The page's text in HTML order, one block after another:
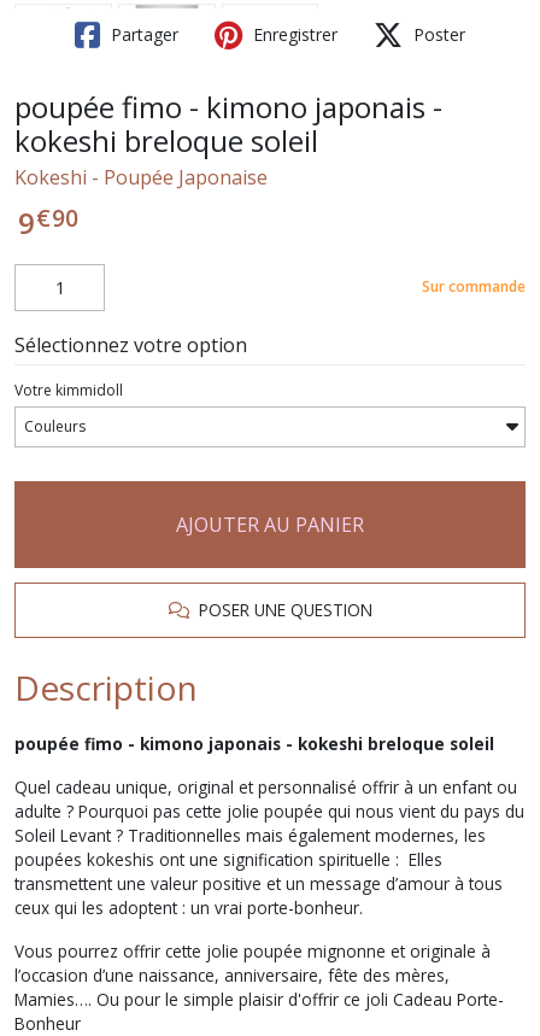
Partager Enregistrer Poster
poupée fimo - kimono japonais -
kokeshi breloque soleil
Kokeshi - Poupée Japonaise
9€90
Sur commande
Sélectionnez votre option
Votre kimmidoll
AJOUTER AU PANIER
POSER UNE QUESTION
Description
poupée fimo - kimono japonais - kokeshi breloque soleil
Quel cadeau unique, original et personnalisé offrir à un enfant ou
adulte ? Pourquoi pas cette jolie poupée qui nous vient du pays du
Soleil Levant ? Traditionnelles mais également modernes, les
poupées kokeshis ont une signification spirituelle : Elles
transmettent une valeur positive et un message d’amour à tous
ceux qui les adoptent : un vrai porte-bonheur.
Vous pourrez offrir cette jolie poupée mignonne et originale à
l’occasion d’une naissance, anniversaire, fête des mères,
Mamies…. Ou pour le simple plaisir d'offrir ce joli Cadeau Porte-
Bonheur